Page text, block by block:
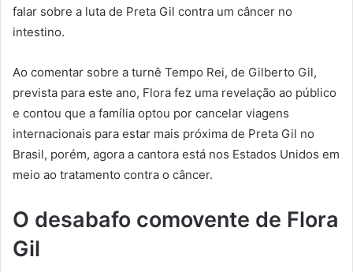
falar sobre a luta de Preta Gil contra um câncer no
intestino.
Ao comentar sobre a turnê Tempo Rei, de Gilberto Gil,
prevista para este ano, Flora fez uma revelação ao público
e contou que a família optou por cancelar viagens
internacionais para estar mais próxima de Preta Gil no
Brasil, porém, agora a cantora está nos Estados Unidos em
meio ao tratamento contra o câncer.
O desabafo comovente de Flora
Gil